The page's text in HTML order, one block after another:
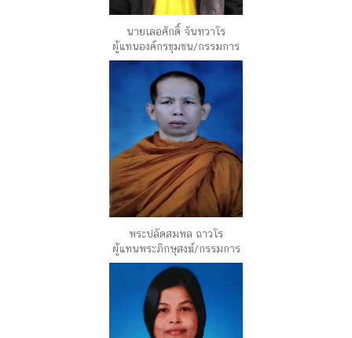
นายเลอศักดิ์ จันทวาโร
ผู้แทนองค์กรชุมชน/กรรมการ
พระปลัดสมพล ถาวโร
ผู้แทนพระภิกษุสงฆ์/กรรมการ